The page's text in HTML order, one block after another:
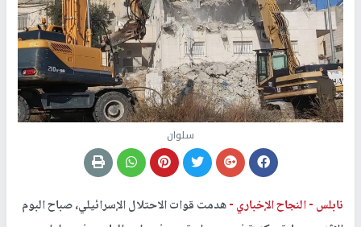
سلوان
نابلس -النجاح الإخباري -هدمت قوات الاحتلال الإسرائيلي، صباح البوم